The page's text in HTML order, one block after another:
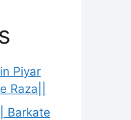
Piyar
Raza||
Barkate